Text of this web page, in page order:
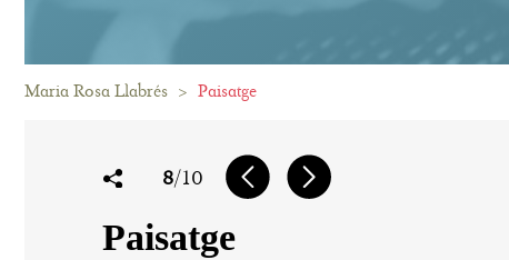
Maria Rosa Llabrés > Paisatge
8/10
Paisatge